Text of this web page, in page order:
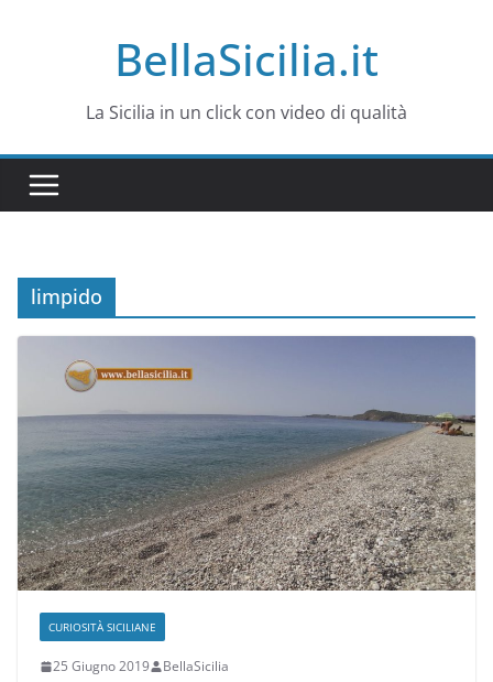
BellaSicilia.it
La Sicilia in un click con video di qualità
limpido
CURIOSITÀ SICILIANE
25 Giugno 2019 BellaSicilia